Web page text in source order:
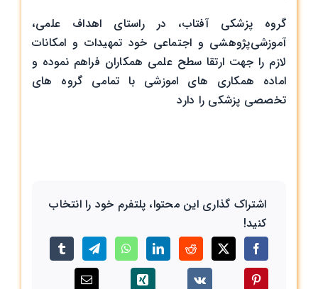
گروه پزشکی آفتاب، در راستای اهداف علمی،
آموزشی‌پژوهشی و اجتماعی خود تمهیدات و امکانات
لازم را جهت ارتقا سطح علمی همکاران فراهم نموده و
اماده همکاری های اموزشی با تمامی گروه های
تخصصی پزشکی را دارد
اشتراک گذاری این محتوا، پلتفرم خود را انتخاب
کنید!